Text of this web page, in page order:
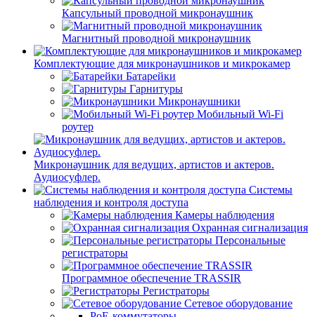
Капсульный проводной микронаушник
Магнитный проводной микронаушник
Комплектующие для микронаушников и микрокамер
Батарейки
Гарнитуры
Микронаушники
Мобильный Wi-Fi
роутер
Микронаушник для ведущих, артистов и актеров.
Аудиосуфлер.
Системы
наблюдения и контроля доступа
Камеры наблюдения
Охранная сигнализация
Персональные
регистраторы
Программное обеспечение TRASSIR
Регистраторы
Сетевое оборудование